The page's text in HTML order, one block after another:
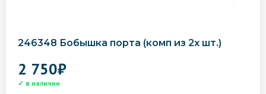
246348 Бобышка порта (комп из 2х шт.)
2 750₽